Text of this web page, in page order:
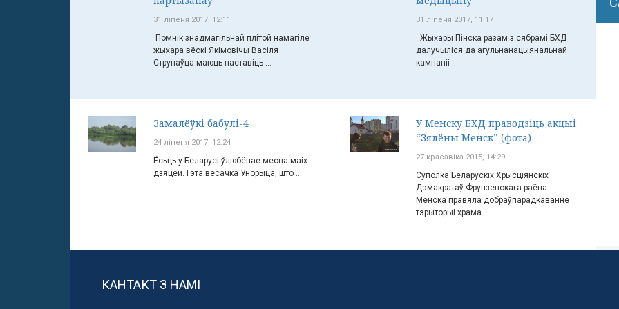
31 ліпеня 2017, 12:11
Помнік знадмагільнай плітой намагіле
жыхара вёскі Якімовічы Васіля
Струпаўца маюць паставіць ...
31 ліпеня 2017, 11:17
Жыхары Пінска разам з сябрамі БХД
далучыліся да агульнанацыянальнай
кампаніі ...
Замалёўкі бабулі-4
24 ліпеня 2017, 12:24
Ёсьць у Беларусі ўлюбёнае месца маіх
дзяцей. Гэта вёсачка Унорыца, што ...
У Менску БХД праводзіць акцыі
“Зялёны Менск” (фота)
27 красавіка 2015, 14:29
Суполка Беларускіх Хрысціянскіх
Дэмакратаў Фрунзенскага раёна
Менска правяла добраўпарадкаванне
тэрыторыі храма ...
КАНТАКТ З НАМІ